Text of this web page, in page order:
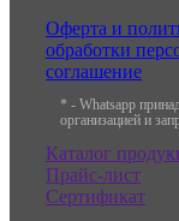
Оферта и
обработки
соглашение
* - Whatsapp
организацией и
Каталог
Прайс-лист
Сертификат